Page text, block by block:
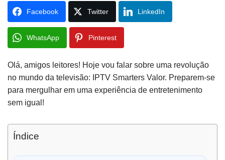
Facebook Twitter LinkedIn
WhatsApp Pinterest
Olá, amigos leitores! Hoje vou falar sobre uma revolução
no mundo da televisão: IPTV Smarters Valor. Preparem-se
para mergulhar em uma experiência de entretenimento
sem igual!
Índice